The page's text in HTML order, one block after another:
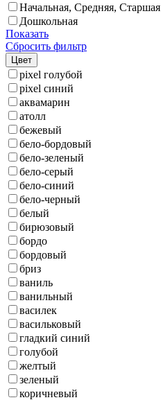
Начальная, Средняя, Старшая
Дошкольная
Показать
Сбросить фильтр
Цвет
pixel голубой
pixel синий
аквамарин
атолл
бежевый
бело-бордовый
бело-зеленый
бело-серый
бело-синий
бело-черный
белый
бирюзовый
бордо
бордовый
бриз
ваниль
ванильный
василек
васильковый
гладкий синий
голубой
желтый
зеленый
коричневый